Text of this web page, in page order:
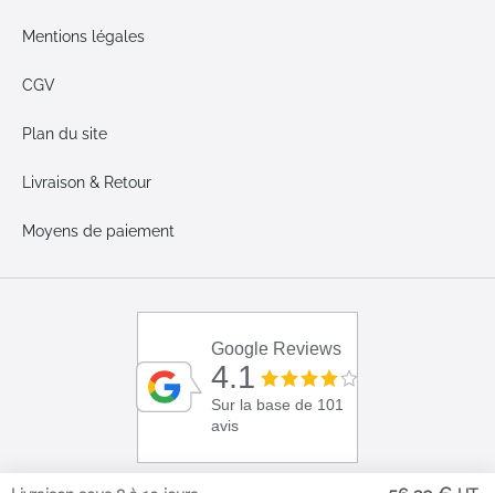
Mentions légales
CGV
Plan du site
Livraison & Retour
Moyens de paiement
Google Reviews
4.1
Sur la base de 101
avis